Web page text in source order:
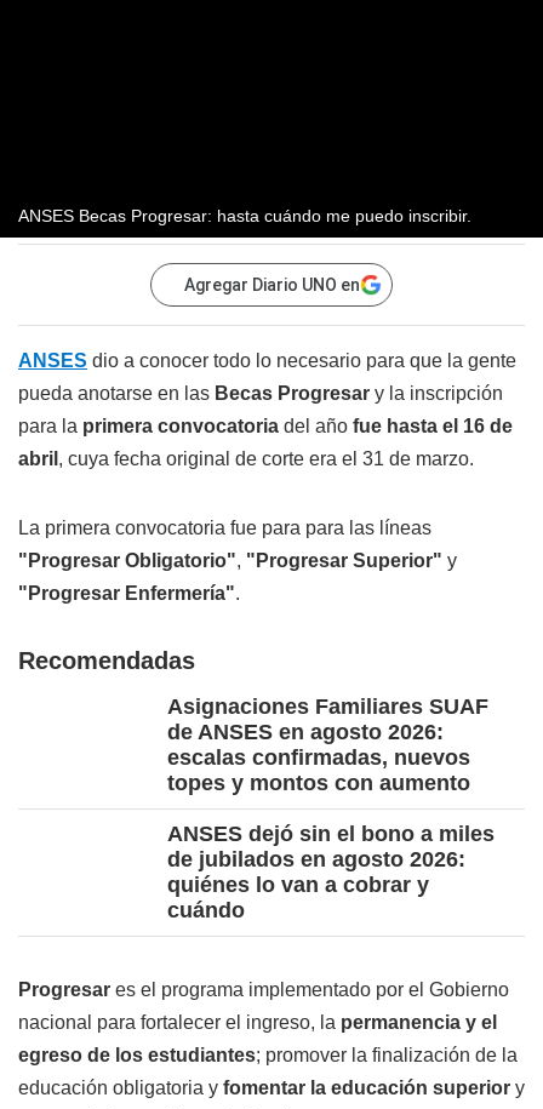
ANSES Becas Progresar: hasta cuándo me puedo inscribir.
Agregar Diario UNO en
ANSES dio a conocer todo lo necesario para que la gente
pueda anotarse en las Becas Progresar y la inscripción
para la primera convocatoria del año fue hasta el 16 de
abril , cuya fecha original de corte era el 31 de marzo.
La primera convocatoria fue para para las líneas
"Progresar Obligatorio", "Progresar Superior" y
"Progresar Enfermería".
Recomendadas
Asignaciones Familiares SUAF
de ANSES en agosto 2026:
escalas confirmadas, nuevos
topes y montos con aumento
ANSES dejó sin el bono a miles
de jubilados en agosto 2026:
quiénes lo van a cobrar y
cuándo
Progresar es el programa implementado por el Gobierno
nacional para fortalecer el ingreso, la permanencia y el
egreso de los estudiantes; promover la finalización de la
educación obligatoria y fomentar la educación superior y